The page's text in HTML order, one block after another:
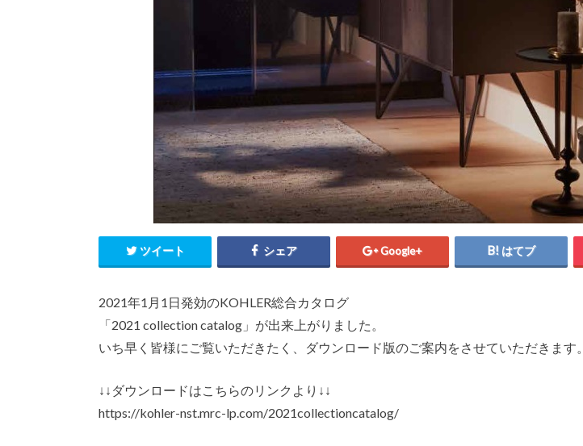
ツイート シェア Google+ はてブ
2021年1月1日発効のKOHLER総合カタログ
「2021 collection catalog」が出来上がりました。
いち早く皆様にご覧いただきたく、ダウンロード版のご案内をさせていただきます。
↓↓ダウンロードはこちらのリンクより↓↓
https://kohler-nst.mrc-lp.com/2021collectioncatalog/